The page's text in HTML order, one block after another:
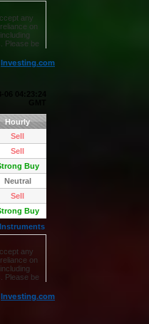
Investing.com
Investing.com